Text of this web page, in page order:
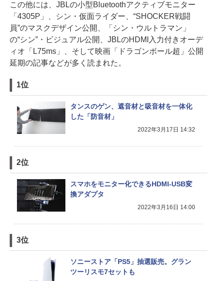
この他には、JBLの小型Bluetoothアクティブモニター
「4305P」、シン・仮面ライダー、“SHOCKER戦闘
員”のマスクデザイン公開、「シン・ウルトラマン」
の“シン”・ビジュアル公開、JBLのHDMI入力付きオーデ
ィオ「L75ms」、そして映画「ドラゴンボール超」公開
延期の記事などが多く読まれた。
1位
タンスのゲン、遮音材と吸音材を一体化
した「防音材」
2022年3月17日 14:32
2位
スマホをモニター化できるHDMI-USB変
換アダプタ
2022年3月16日 14:00
3位
ソニーストア「PS5」抽選販売。グラン
ツーリスモ7セットも